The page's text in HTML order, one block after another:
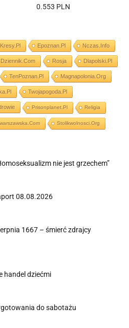
0.553 PLN
Kresy.pl Epoznan.pl Nczas.info
Dziennik.com Rosja Dlapolski.pl
TenPoznan.pl Magnapolonia.org
Twojapogoda.pl
Prisonplanet.pl Religia
Stolikwolnosci.org
nie jest grzechem”
08.08.2026
1667 – śmierć zdrajcy
handel dziećmi
do sabotażu